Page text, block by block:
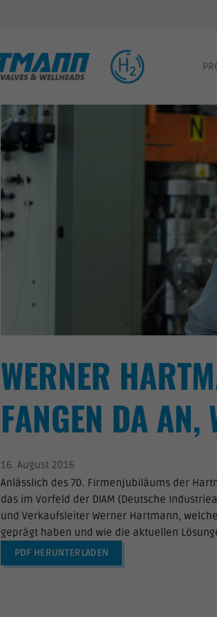
WERNER
FANGEN DA AN,
16. August 2016
Anlässlich des 70. Firmenjubiläums der
das im Vorfeld der DIAM (Deutsche
und Verkaufsleiter Werner Hartmann,
geprägt haben und wie die aktuellen
PDF HERUNTERLADEN